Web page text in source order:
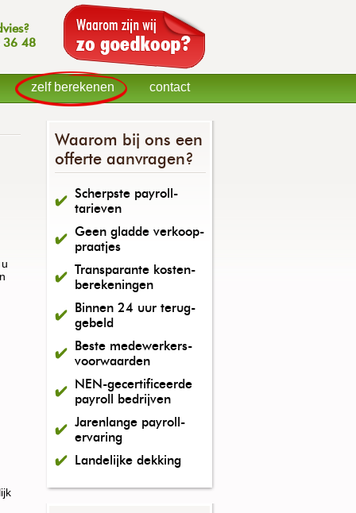
36 48
Waarom bij ons een
offerte aanvragen?
Scherpste payroll-
tarieven
Geen gladde verkoop-
praatjes
Transparante kosten-
berekeningen
Binnen 24 uur terug-
gebeld
Beste medewerkers-
voorwaarden
NEN-gecertificeerde
payroll bedrijven
Jarenlange payroll-
ervaring
Landelijke dekking
zelf berekenen contact